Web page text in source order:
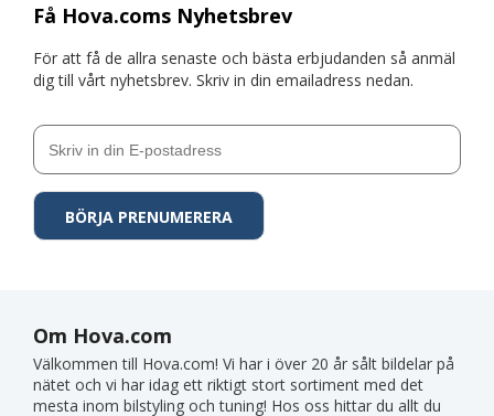
Få Hova.coms Nyhetsbrev
För att få de allra senaste och bästa erbjudanden så anmäl
dig till vårt nyhetsbrev. Skriv in din emailadress nedan.
Om Hova.com
Välkommen till Hova.com! Vi har i över 20 år sålt bildelar på
nätet och vi har idag ett riktigt stort sortiment med det
mesta inom bilstyling och tuning! Hos oss hittar du allt du